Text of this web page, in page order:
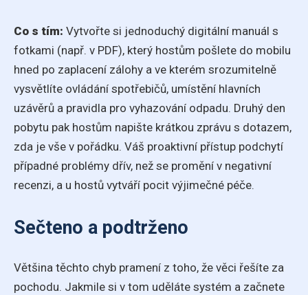
Co s tím: Vytvořte si jednoduchý digitální manuál s
fotkami (např. v PDF), který hostům pošlete do mobilu
hned po zaplacení zálohy a ve kterém srozumitelně
vysvětlíte ovládání spotřebičů, umístění hlavních
uzávěrů a pravidla pro vyhazování odpadu. Druhý den
pobytu pak hostům napište krátkou zprávu s dotazem,
zda je vše v pořádku. Váš proaktivní přístup podchytí
případné problémy dřív, než se promění v negativní
recenzi, a u hostů vytváří pocit výjimečné péče.
Sečteno a podtrženo
Většina těchto chyb pramení z toho, že věci řešíte za
pochodu. Jakmile si v tom uděláte systém a začnete